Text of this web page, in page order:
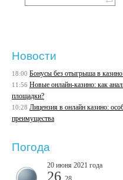
Новости
18:00 Бонусы без отыгрыша в
11:56 Новые онлайн-казино: как
площадки?
10:28 Лицензия в онлайн казино:
преимущества
Погода
20 июня 2021 года
26